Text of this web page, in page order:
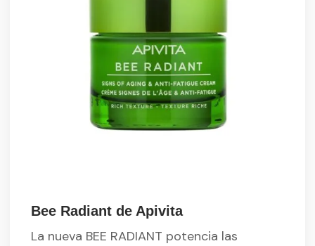
Bee Radiant de Apivita
La nueva BEE RADIANT potencia las